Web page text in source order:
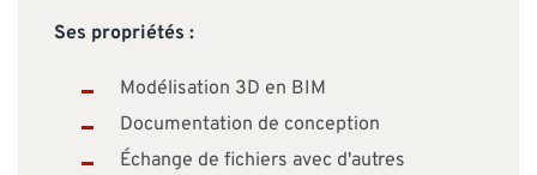
Ses propriétés :
Modélisation 3D en BIM
Documentation de conception
Échange de fichiers avec d'autres